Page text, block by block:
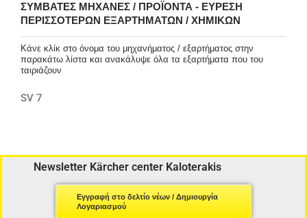
ΣΥΜΒΑΤΈΣ ΜΗΧΑΝΈΣ / ΠΡΟΪΌΝΤΑ - ΕΎΡΕΣΗ
ΠΕΡΙΣΣΌΤΕΡΩΝ ΕΞΑΡΤΗΜΆΤΩΝ / ΧΗΜΙΚΏΝ
Κάνε κλίκ στο όνομα του μηχανήματος / εξαρτήματος στην
παρακάτω λίστα και ανακάλυψε όλα τα εξαρτήματα που του
ταιριάζουν
SV 7
Newsletter Kärcher center Kaloterakis
Εγγραφή στο δελτίο νέων / Δημιουργία
Λογαριασμού